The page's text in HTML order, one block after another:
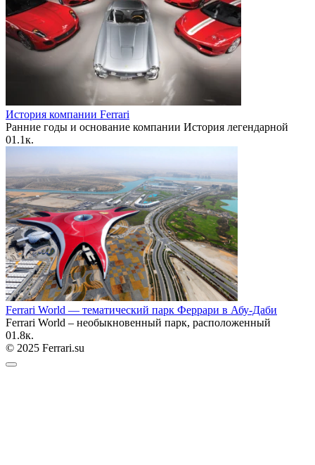
История компании Ferrari
Ранние годы и основание компании История легендарной
01.1к.
Ferrari World — тематический парк Феррари в Абу-Даби
Ferrari World – необыкновенный парк, расположенный
01.8к.
© 2025 Ferrari.su